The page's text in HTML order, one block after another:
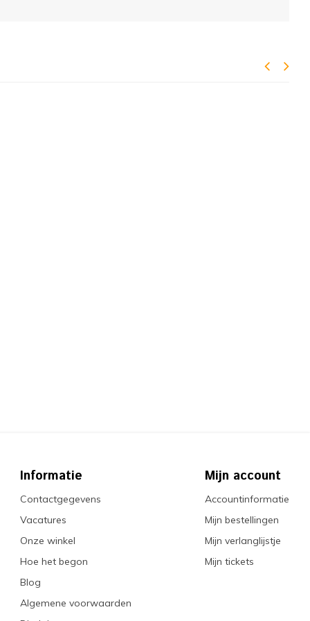
Informatie
Contactgegevens
Vacatures
Onze winkel
Hoe het begon
Blog
Algemene voorwaarden
Mijn account
Accountinformatie
Mijn bestellingen
Mijn verlanglijstje
Mijn tickets